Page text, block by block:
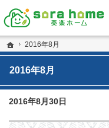
ホーム
2016年8月
2016年8月
静岡・沼津市の新築・注文住宅
sora home 奏楽ホーム‐静岡・沼
2016年8月30日